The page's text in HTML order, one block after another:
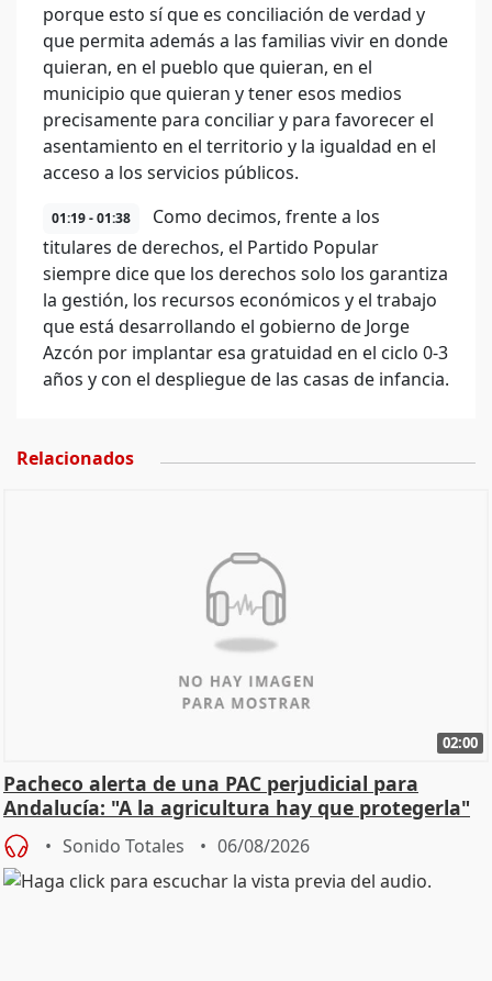
porque esto sí que es conciliación de verdad y
que permita además a las familias vivir en donde
quieran, en el pueblo que quieran, en el
municipio que quieran y tener esos medios
precisamente para conciliar y para favorecer el
asentamiento en el territorio y la igualdad en el
acceso a los servicios públicos.
01:19 - 01:38
Como decimos, frente a los
titulares de derechos, el Partido Popular
siempre dice que los derechos solo los garantiza
la gestión, los recursos económicos y el trabajo
que está desarrollando el gobierno de Jorge
Azcón por implantar esa gratuidad en el ciclo 0-3
años y con el despliegue de las casas de infancia.
Relacionados
02:00
Pacheco alerta de una PAC perjudicial para
Andalucía: "A la agricultura hay que protegerla"
Sonido Totales 06/08/2026